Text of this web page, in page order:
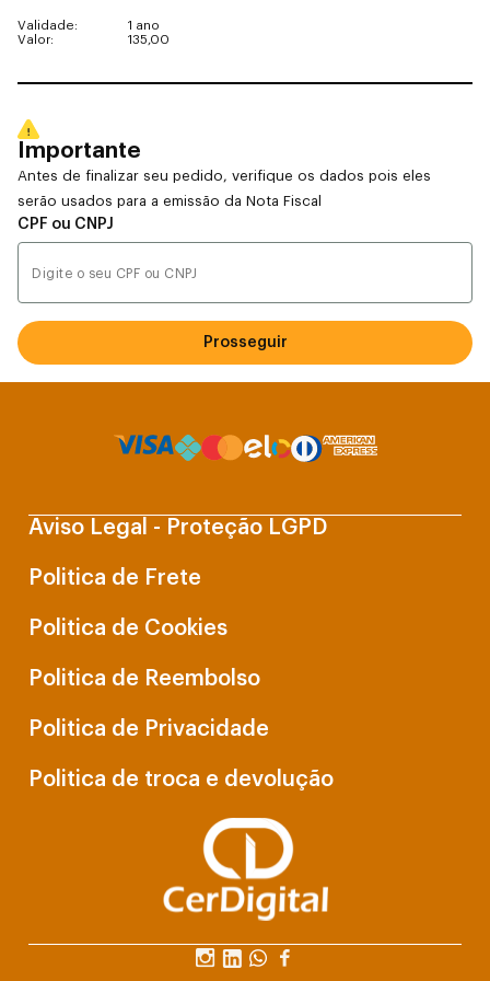
Validade:
1 ano
Valor:
135,00
Importante
Antes de finalizar seu pedido, verifique os dados pois eles
serão usados para a emissão da Nota Fiscal
CPF ou CNPJ
Prosseguir
Aviso Legal - Proteção LGPD
Politica de Frete
Politica de Cookies
Politica de Reembolso
Politica de Privacidade
Politica de troca e devolução